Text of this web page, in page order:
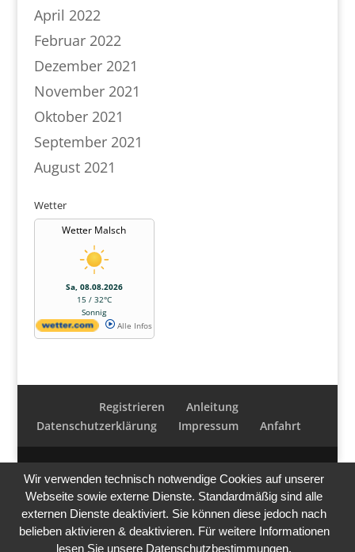
April 2022
Februar 2022
Dezember 2021
November 2021
Oktober 2021
September 2021
August 2021
Wetter
Wetter Malsch
Sa, 08.08.2026
15 / 32°C
Sonnig
Alle Infos
Registrieren
Anleitung
Datenschutzerklärung
Impressum Anfahrt
Wir verwenden technisch notwendige Cookies auf unserer
Webseite sowie externe Dienste. Standardmäßig sind alle
externen Dienste deaktiviert. Sie können diese jedoch nach
belieben aktivieren & deaktivieren. Für weitere Informationen
lesen Sie unsere Datenschutzbestimmungen.